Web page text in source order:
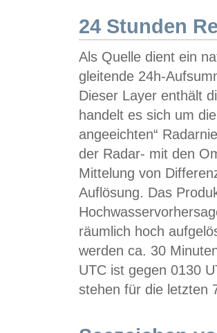
24 Stunden
Als Quelle dient ein
gleitende 24h-
Dieser Layer enthält
handelt es sich um
angeeichten“
der Radar- mit den
Mittelung von
Auflösung. Das
räumlich hoch
werden ca. 30
UTC ist gegen 0130
stehen für die letzten